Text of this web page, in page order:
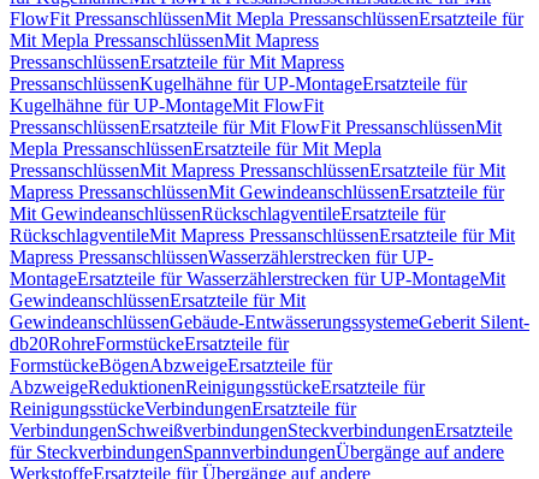
FlowFit PressanschlüssenMit Mepla PressanschlüssenErsatzteile für
Mit Mepla PressanschlüssenMit Mapress
PressanschlüssenErsatzteile für Mit Mapress
PressanschlüssenKugelhähne für UP-MontageErsatzteile für
Kugelhähne für UP-MontageMit FlowFit
PressanschlüssenErsatzteile für Mit FlowFit PressanschlüssenMit
Mepla PressanschlüssenErsatzteile für Mit Mepla
PressanschlüssenMit Mapress PressanschlüssenErsatzteile für Mit
Mapress PressanschlüssenMit GewindeanschlüssenErsatzteile für
Mit GewindeanschlüssenRückschlagventileErsatzteile für
RückschlagventileMit Mapress PressanschlüssenErsatzteile für Mit
Mapress PressanschlüssenWasserzählerstrecken für UP-
MontageErsatzteile für Wasserzählerstrecken für UP-MontageMit
GewindeanschlüssenErsatzteile für Mit
GewindeanschlüssenGebäude-EntwässerungssystemeGeberit Silent-
db20RohreFormstückeErsatzteile für
FormstückeBögenAbzweigeErsatzteile für
AbzweigeReduktionenReinigungsstückeErsatzteile für
ReinigungsstückeVerbindungenErsatzteile für
VerbindungenSchweißverbindungenSteckverbindungenErsatzteile
für SteckverbindungenSpannverbindungenÜbergänge auf andere
WerkstoffeErsatzteile für Übergänge auf andere